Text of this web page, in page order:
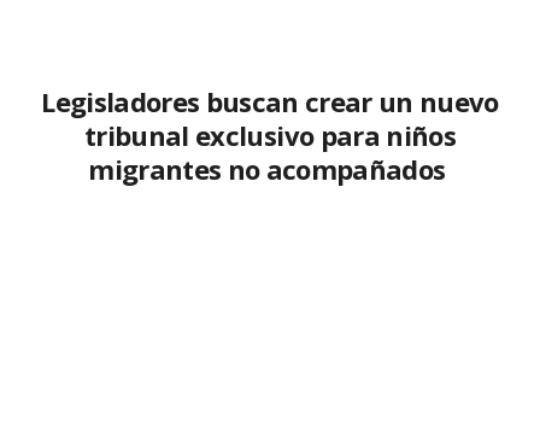
Legisladores buscan crear un nuevo
tribunal exclusivo para niños
migrantes no acompañados